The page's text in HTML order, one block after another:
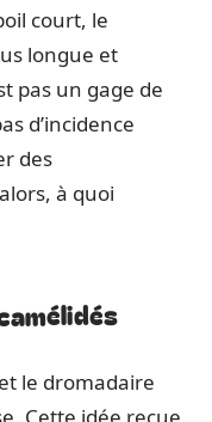
court, le
longue et
pas un gage de
d’incidence
des
à quoi
le dromadaire